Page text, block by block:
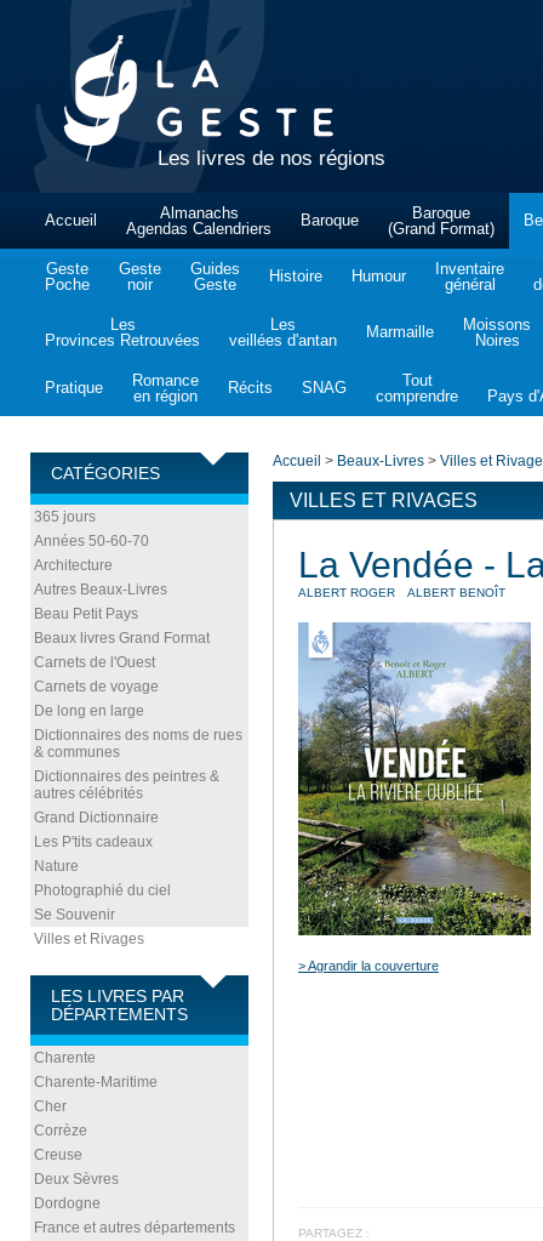
Les livres de nos régions
Accueil
Almanachs
Agendas Calendriers
Baroque
Baroque
(Grand Format)
Geste
Poche
Geste
noir
Guides
Geste
Histoire Humour
Inventaire
général
Les
Provinces Retrouvées
Les
veillées d'antan
Marmaille
Moissons
Noires
Pratique
Romance
en région
Récits SNAG
Tout
comprendre
Pays
CATÉGORIES
365 jours
Années 50-60-70
Architecture
Autres Beaux-Livres
Beau Petit Pays
Beaux livres Grand Format
Carnets de l'Ouest
Carnets de voyage
De long en large
Dictionnaires des noms de rues
& communes
Dictionnaires des peintres &
autres célébrités
Grand Dictionnaire
Les P'tits cadeaux
Nature
Photographié du ciel
Se Souvenir
Villes et Rivages
LES LIVRES PAR
DÉPARTEMENTS
Charente
Charente-Maritime
Cher
Corrèze
Creuse
Deux Sèvres
Dordogne
France et autres départements
Accueil > Beaux-Livres > Villes et
VILLES ET RIVAGES
La Vendée -
ALBERT ROGER ALBERT BENOÎT
> Agrandir la couverture
PARTAGEZ :